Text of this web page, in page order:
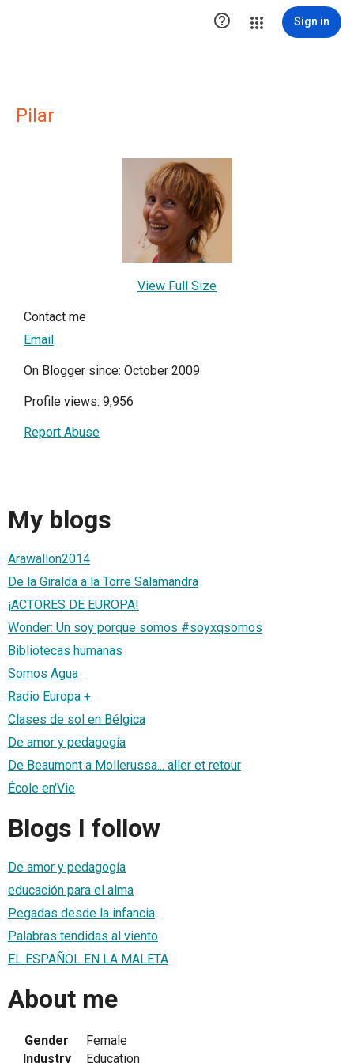
 Sign in
Pilar
View Full Size
Contact me
Email
On Blogger since: October 2009
Profile views: 9,956
Report Abuse
My blogs
Arawallon2014
De la Giralda a la Torre Salamandra
¡ACTORES DE EUROPA!
Wonder: Un soy porque somos #soyxqsomos
Bibliotecas humanas
Somos Agua
Radio Europa +
Clases de sol en Bélgica
De amor y pedagogía
De Beaumont a Mollerussa... aller et retour
École en'Vie
Blogs I follow
De amor y pedagogía
educación para el alma
Pegadas desde la infancia
Palabras tendidas al viento
EL ESPAÑOL EN LA MALETA
About me
Gender
Female
Industry
Education